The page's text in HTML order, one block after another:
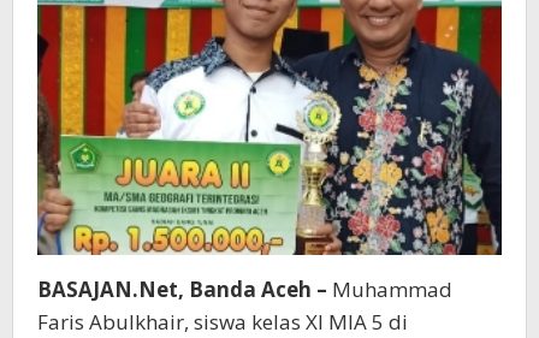
BASAJAN.Net, Banda Aceh – Muhammad
Faris Abulkhair, siswa kelas XI MIA 5 di